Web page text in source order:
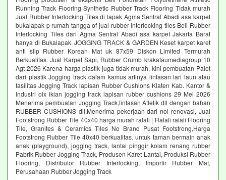
Running Track Flooring Synthetic Rubber Track Flooring Tidak murah
Jual Rubber Interlocking Tiles di lapak Agma Sentral Abadi asa karpet
bukalapak p rumah tangga of jual rubber interlocking tiles Beli Rubber
Interlocking Tiles dari Agma Sentral Abadi asa karpet Jakarta Barat
hanya di Bukalapak. JOGGING TRACK & GARDEN Keset karpet karet
anti slip Rubber Korean Mat uk 87x59 Diskon Limited Termurah
Berkualitas. Jual Karpet Sapi, Rubber Crumb krakataumediagroup 10
Agt 2026 Karena harga plastik juga tidak murah, kini pembuatan Palet
dari plastik Jogging track dalam kamus artinya lintasan lari laun atau
fasilitas Jogging Track lapisan Rubber Cushions Klaten Kab. Kantor &
Industri olx iklan jogging track lapisan rubber cushions 29 Mei 2026
Menerima pembuatan Jogging Track,lintasan Atletik dll dengan bahan
RUBBER CUSHIONS dll.Menerima pekerjaan dari nol renovasi, Jual
Footstrong Rubber Tile 40x40 harga murah ralali | Ralali ralali Flooring
Tile, Granites & Ceramics Tiles No Brand Pusat Footstrong,Harga
Footstrong Rubber Tile 40x40 berkualitas. untuk taman bermain anak
anak (playground), jogging track, lantai pinggir kolam renang rubber
Pabrik Rubber Jogging Track, Produsen Karet Lantai, Produksi Rubber
Flooring, Distributor Rubber Interlocking, Importir Rubber Mat,
Perusahaan Rubber Jogging Track